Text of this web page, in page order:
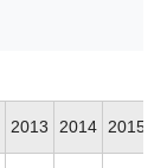
2013 2014 2015